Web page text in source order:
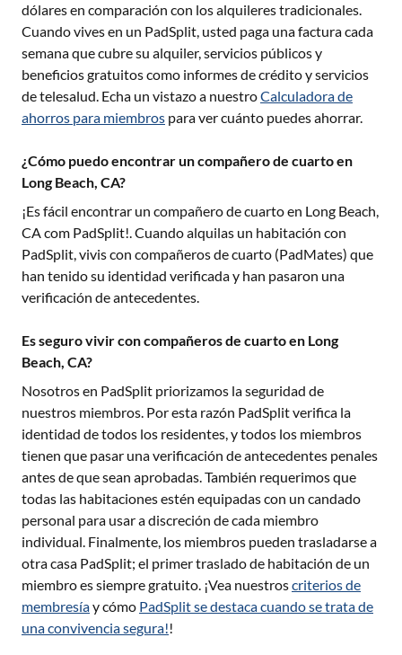
dólares en comparación con los alquileres tradicionales.
Cuando vives en un PadSplit, usted paga una factura cada
semana que cubre su alquiler, servicios públicos y
beneficios gratuitos como informes de crédito y servicios
de telesalud. Echa un vistazo a nuestroCalculadora de
ahorros para miembros para ver cuánto puedes ahorrar.
¿Cómo puedo encontrar un compañero de cuarto en
Long Beach, CA?
¡Es fácil encontrar un compañero de cuarto en Long Beach,
CAcom PadSplit!. Cuando alquilas un habitación con
PadSplit, vivis con compañeros de cuarto (PadMates) que
han tenido su identidad verificada y han pasaron una
verificación de antecedentes.
Es seguro vivir con compañeros de cuarto en Long
Beach, CA?
Nosotros en PadSplit priorizamos la seguridad de
nuestros miembros. Por esta razón PadSplit verifica la
identidad de todos los residentes, y todos los miembros
tienen que pasar una verificación de antecedentes penales
antes de que sean aprobadas. También requerimos que
todas las habitaciones estén equipadas con un candado
personal para usar a discreción de cada miembro
individual. Finalmente, los miembros pueden trasladarse a
otra casa PadSplit; el primer traslado de habitación de un
miembro es siempre gratuito. ¡Vea nuestroscriterios de
membresíay cómo PadSplit se destaca cuando se trata de
una convivencia segura!!